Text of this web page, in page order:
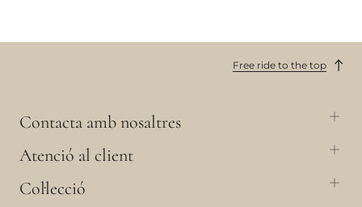
Free ride to the top
Contacta amb nosaltres
Atenció al client
Col·lecció